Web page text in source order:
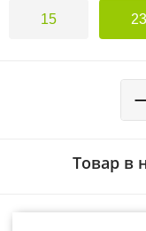
15 23
Товар в